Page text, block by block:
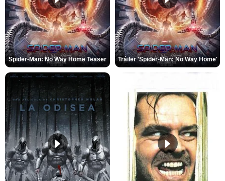
Spider-Man: No Way Home Teaser Tráiler 'Spider-Man: No Way Home'